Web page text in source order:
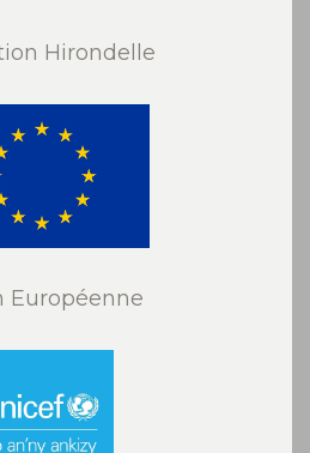
Hirondelle
Européenne